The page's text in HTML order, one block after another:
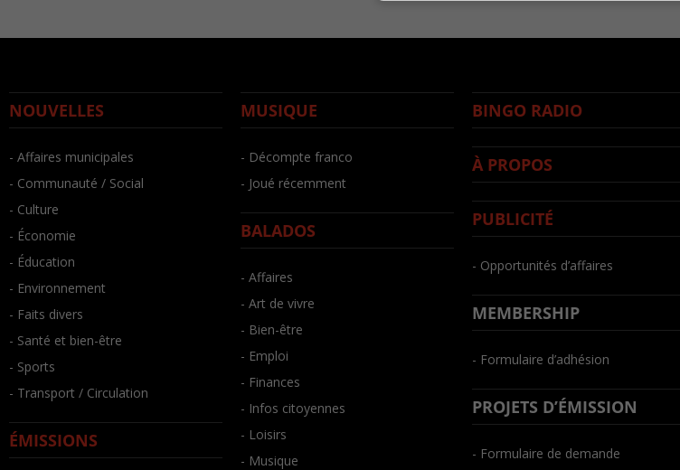
NOUVELLES
- Affaires municipales
- Communauté / Social
- Culture
- Économie
- Éducation
- Environnement
- Faits divers
- Santé et bien-être
- Sports
- Transport / Circulation
ÉMISSIONS
MUSIQUE
- Décompte franco
- Joué récemment
BALADOS
- Affaires
- Art de vivre
- Bien-être
- Emploi
- Finances
- Infos citoyennes
- Loisirs
- Musique
BINGO RADIO
À PROPOS
PUBLICITÉ
- Opportunités d’affaires
MEMBERSHIP
- Formulaire d’adhésion
PROJETS D’ÉMISSION
- Formulaire de demande